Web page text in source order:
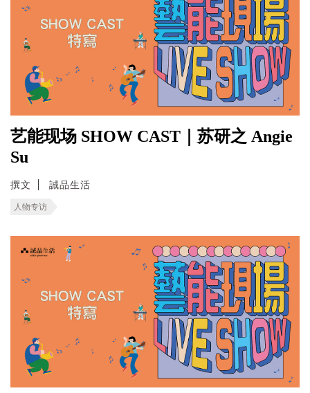
艺能现场 SHOW CAST｜苏研之 Angie
Su
撰文 誠品生活
人物专访